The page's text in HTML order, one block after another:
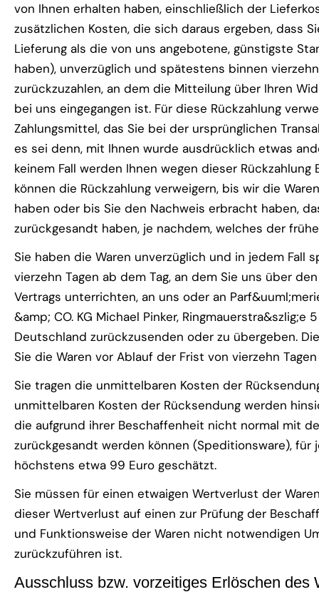
von Ihnen erhalten haben, einschließlich der
zusätzlichen Kosten, die sich daraus ergeben, dass
Lieferung als die von uns angebotene, günstigste
haben), unverzüglich und spätestens binnen
zurückzuzahlen, an dem die Mitteilung über Ihren
bei uns eingegangen ist. Für diese Rückzahlung
Zahlungsmittel, das Sie bei der ursprünglichen
es sei denn, mit Ihnen wurde ausdrücklich etwas
keinem Fall werden Ihnen wegen dieser
können die Rückzahlung verweigern, bis wir die
haben oder bis Sie den Nachweis erbracht haben,
zurückgesandt haben, je nachdem, welches der
Sie haben die Waren unverzüglich und in jedem Fall
vierzehn Tagen ab dem Tag, an dem Sie uns über
Vertrags unterrichten, an uns oder an
&amp; CO. KG Michael Pinker, Ringmauerstra&szlig;e
Deutschland zurückzusenden oder zu übergeben.
Sie die Waren vor Ablauf der Frist von vierzehn
Sie tragen die unmittelbaren Kosten der
unmittelbaren Kosten der Rücksendung werden
die aufgrund ihrer Beschaffenheit nicht normal mit
zurückgesandt werden können (Speditionsware), für
höchstens etwa 99 Euro geschätzt.
Sie müssen für einen etwaigen Wertverlust der
dieser Wertverlust auf einen zur Prüfung der
und Funktionsweise der Waren nicht notwendigen
zurückzuführen ist.
Ausschluss bzw. vorzeitiges Erlöschen des